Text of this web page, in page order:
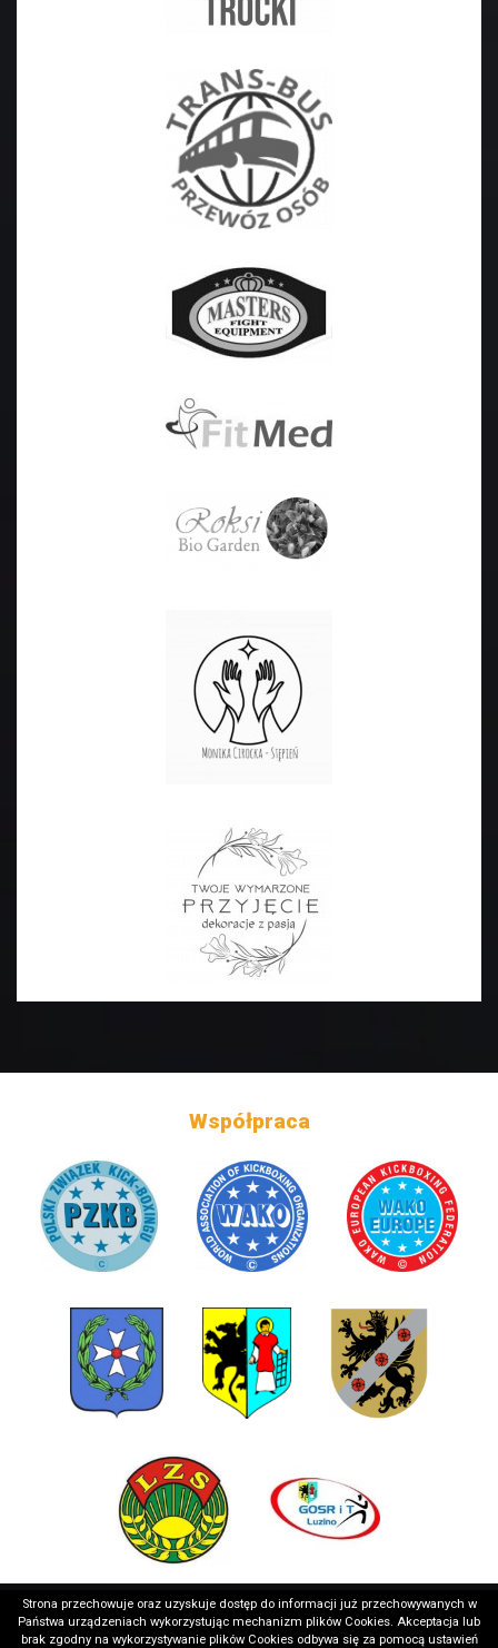
Współpraca
Strona przechowuje oraz uzyskuje dostęp do informacji już przechowywanych w
Państwa urządzeniach wykorzystując mechanizm plików Cookies. Akceptacja lub
brak zgodny na wykorzystywanie plików Cookies odbywa się za pomocą ustawień